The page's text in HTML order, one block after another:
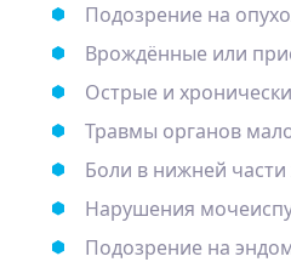
Подозрение на
Врождённые или
Острые и
Травмы органов
Боли в нижней
Нарушения
Подозрение на